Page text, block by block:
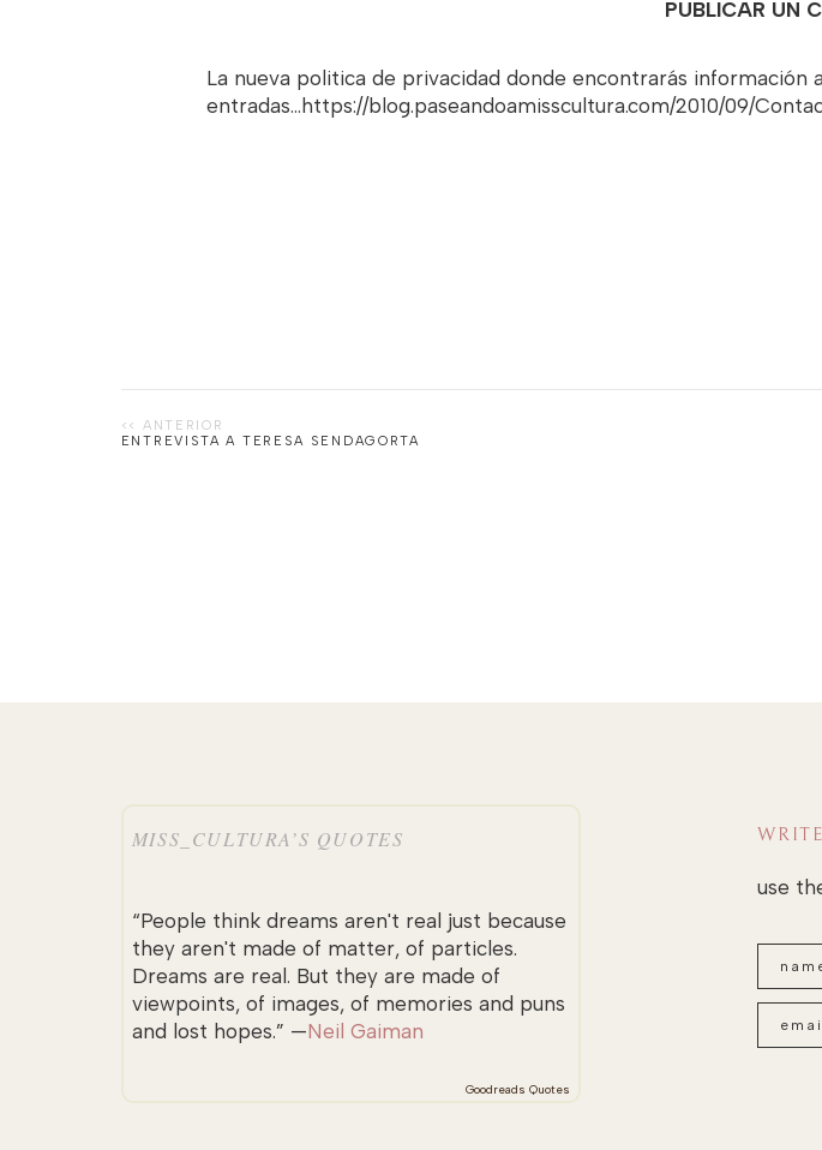
PUBLICAR UN
La nueva politica de privacidad donde encontrarás información
entradas...https://blog.paseandoamisscultura.com/2010/09/
ENTREVISTA A TERESA SENDAGORTA
MISS_CULTURA’S QUOTES
“People think dreams aren't real just because
they aren't made of matter, of particles.
Dreams are real. But they are made of
viewpoints, of images, of memories and puns
and lost hopes.” —Neil Gaiman
Goodreads Quotes
use